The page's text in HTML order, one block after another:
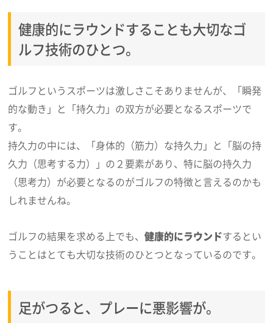
健康的にラウンドすることも大切なゴ
ルフ技術のひとつ。
ゴルフというスポーツは激しさこそありませんが、「瞬発
的な動き」と「持久力」の双方が必要となるスポーツで
す。
持久力の中には、「身体的（筋力）な持久力」と「脳の持
久力（思考する力）」の２要素があり、特に脳の持久力
（思考力）が必要となるのがゴルフの特徴と言えるのかも
しれませんね。
ゴルフの結果を求める上でも、健康的にラウンドするとい
うことはとても大切な技術のひとつとなっているのです。
足がつると、プレーに悪影響が。